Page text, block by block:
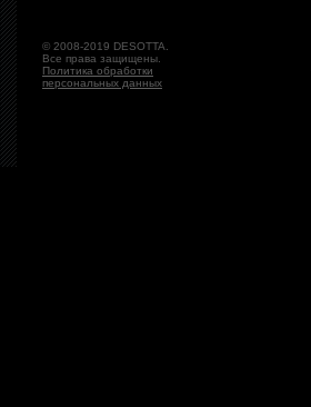
© 2008-2019 DESOTTA.
Все права защищены.
Политика обработки
персональных данных